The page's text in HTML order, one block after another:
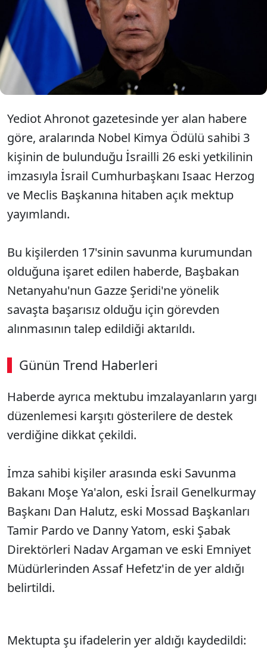
Başbakan Binyamin Netanyahu'nun "Gazze
savaşında başarısız olduğu" gerekçesiyle
görevden alınması çağrısında bulundu.
Yediot Ahronot gazetesinde yer alan habere
göre, aralarında Nobel Kimya Ödülü sahibi 3
kişinin de bulunduğu İsrailli 26 eski yetkilinin
imzasıyla İsrail Cumhurbaşkanı Isaac Herzog
ve Meclis Başkanına hitaben açık mektup
yayımlandı.
Bu kişilerden 17'sinin savunma kurumundan
olduğuna işaret edilen haberde, Başbakan
Netanyahu'nun Gazze Şeridi'ne yönelik
savaşta başarısız olduğu için görevden
alınmasının talep edildiği aktarıldı.
Günün Trend Haberleri
00:02 / 09:15
Sesi Aç
Haberde ayrıca mektubu imzalayanların yargı
düzenlemesi karşıtı gösterilere de destek
verdiğine dikkat çekildi.
İmza sahibi kişiler arasında eski Savunma
Bakanı Moşe Ya'alon, eski İsrail Genelkurmay
Başkanı Dan Halutz, eski Mossad Başkanları
Tamir Pardo ve Danny Yatom, eski Şabak
Direktörleri Nadav Argaman ve eski Emniyet
Müdürlerinden Assaf Hefetz'in de yer aldığı
belirtildi.
Mektupta şu ifadelerin yer aldığı kaydedildi: